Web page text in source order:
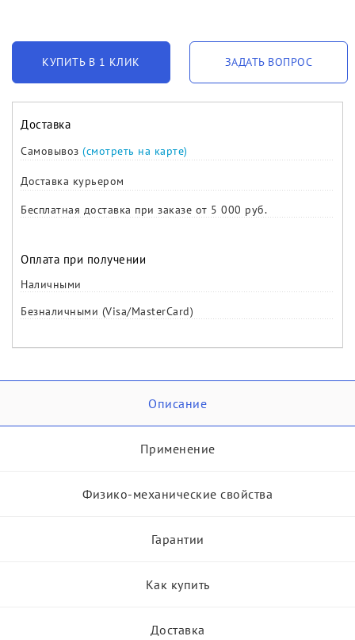
КУПИТЬ В 1 КЛИК ЗАДАТЬ ВОПРОС
Доставка
Самовывоз (смотреть на карте)
Доставка курьером
Бесплатная доставка при заказе от 5 000 руб.
Оплата при получении
Наличными
Безналичными (Visa/MasterCard)
Описание
Применение
Физико-механические свойства
Гарантии
Как купить
Доставка